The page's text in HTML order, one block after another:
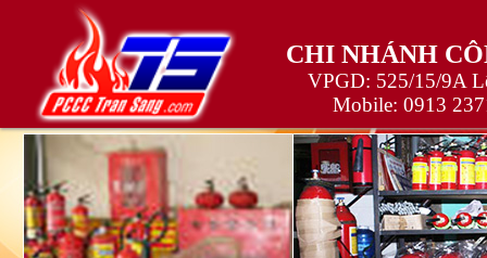
CHI NHÁNH
VPGD: 525/15/9A
Mobile: 0913